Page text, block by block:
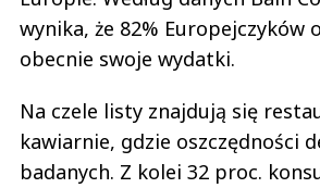
wynika, że 82% Europejczyków
obecnie swoje wydatki.
Na czele listy znajdują się
kawiarnie, gdzie oszczędności
badanych. Z kolei 32 proc.